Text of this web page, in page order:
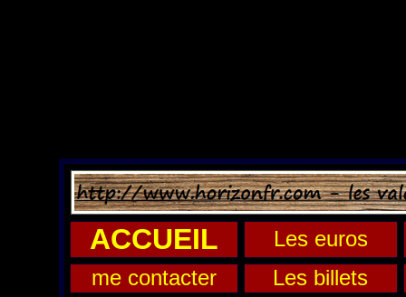
ACCUEIL
Les euros
me contacter
Les billets